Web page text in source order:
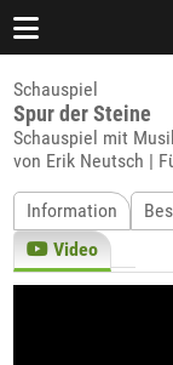
Schauspiel
Spur der Steine
Schauspiel mit
von Erik Neutsch |
Information
Video